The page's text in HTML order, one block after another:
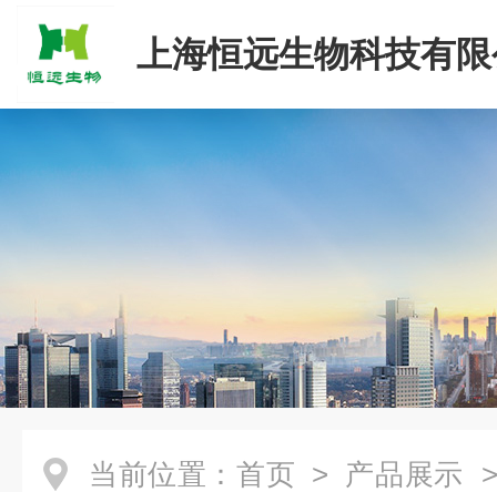
上海恒远生物科技有
当前位置： 首页 > 产品展示